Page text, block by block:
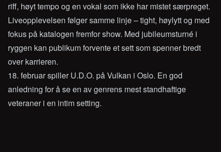
riff, høyt tempo og en vokal som ikke har mistet særpreget.
Liveopplevelsen følger samme linje – tight, høylytt og med
fokus på katalogen fremfor show. Med jubileumsturné i
ryggen kan publikum forvente et sett som spenner bredt
over karrieren.
18. februar spiller U.D.O. på Vulkan i Oslo. En god
anledning for å se en av genrens mest standhaftige
veteraner i en intim setting.